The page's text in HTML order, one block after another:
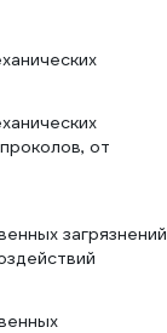
от
загрязнений